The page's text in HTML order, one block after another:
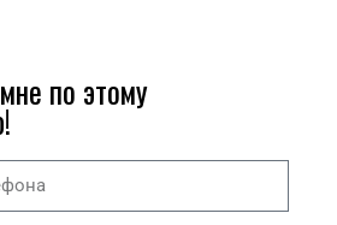
по этому